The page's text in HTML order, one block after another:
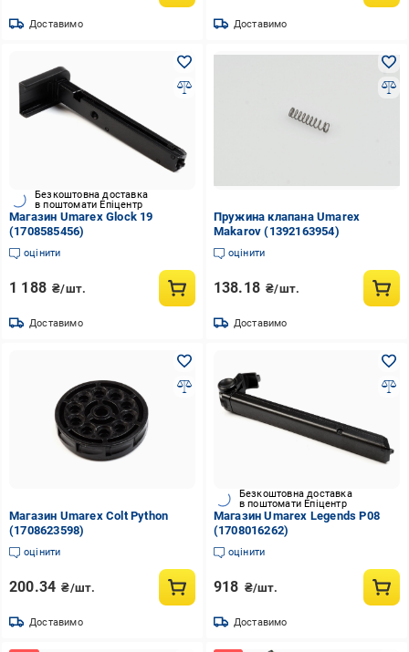
Доставимо Доставимо
Безкоштовна доставка
в поштомати Епіцентр
Магазин Umarex Glock 19
(1708585456)
оцінити
1 188 ₴/шт.
Доставимо
Пружина клапана Umarex
Makarov (1392163954)
оцінити
138.18 ₴/шт.
Доставимо
Магазин Umarex Colt Python
(1708623598)
оцінити
200.34 ₴/шт.
Доставимо
Безкоштовна доставка
в поштомати Епіцентр
Магазин Umarex Legends P08
(1708016262)
оцінити
918 ₴/шт.
Доставимо